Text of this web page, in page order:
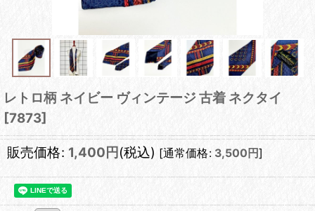
レトロ柄 ネイビー ヴィンテージ 古着 ネクタイ
[7873]
販売価格: 1,400 円 (税込) [通常価格: 3,500 円]